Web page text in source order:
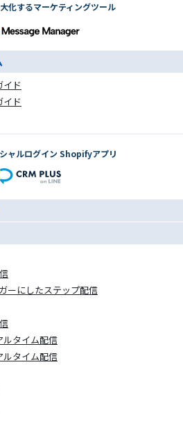
化するマーケティングツール
ド
ド
ャルログイン Shopifyアプリ
ーにしたステップ配信
タイム配信
タイム配信